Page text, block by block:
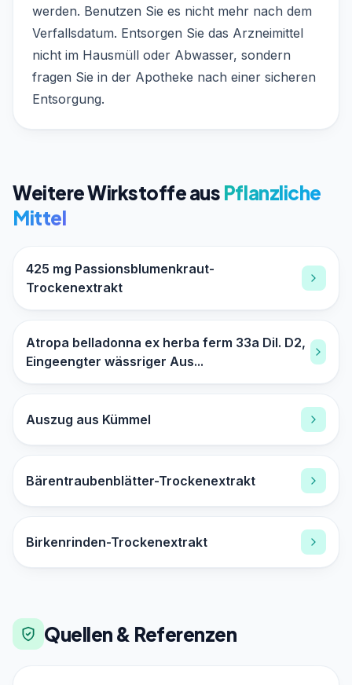
werden. Benutzen Sie es nicht mehr nach dem
Verfallsdatum. Entsorgen Sie das Arzneimittel
nicht im Hausmüll oder Abwasser, sondern
fragen Sie in der Apotheke nach einer sicheren
Entsorgung.
Weitere Wirkstoffe aus Pflanzliche
Mittel
425 mg Passionsblumenkraut-
Trockenextrakt
Atropa belladonna ex herba ferm 33a Dil. D2,
Eingeengter wässriger Aus...
Auszug aus Kümmel
Bärentraubenblätter-Trockenextrakt
Birkenrinden-Trockenextrakt
Quellen & Referenzen